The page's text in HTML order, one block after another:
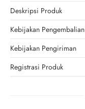
Deskripsi Produk
Kebijakan Pengembalian
Kebijakan Pengiriman
Registrasi Produk